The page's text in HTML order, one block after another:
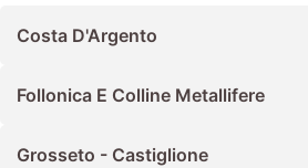
Costa D'Argento
Follonica E Colline Metallifere
Grosseto - Castiglione